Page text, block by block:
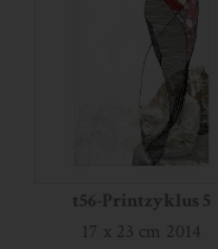
t56-Printzyklus 5
17 x 23 cm 2014